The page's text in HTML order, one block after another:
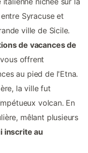
Syracuse et
ville de Sicile.
de vacances de
offrent
au pied de l'Etna.
la ville fut
volcan. En
mêlant plusieurs
inscrite au